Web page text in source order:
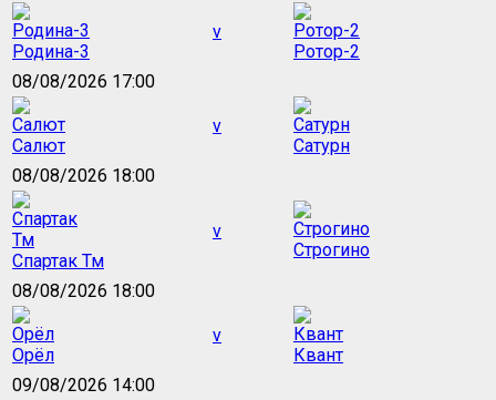
Родина-3
v
Ротор-2
08/08/2026 17:00
Салют
v
Сатурн
08/08/2026 18:00
Спартак Тм
v
Строгино
08/08/2026 18:00
Орёл
v
Квант
09/08/2026 14:00